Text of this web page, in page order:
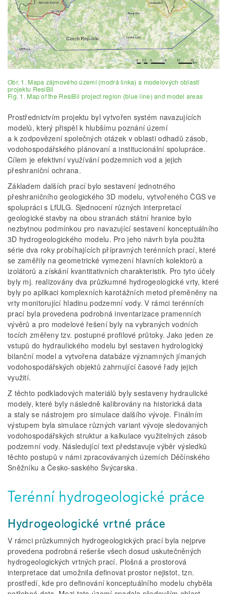
Obr. 1. Mapa zájmového území (modrá linka) a modelových oblastí
projektu ResiBil
Fig. 1. Map of the ResiBil project region (blue line) and model areas
Prostřednictvím projektu byl vytvořen systém navazujících
modelů, který přispěl k hlubšímu poznání území
a k zodpovězení společných otázek v oblasti odhadů zásob,
vodohospodářského plánovaní a institucionální spolupráce.
Cílem je efektivní využívání podzemních vod a jejich
přeshraniční ochrana.
Základem dalších prací bylo sestavení jednotného
přeshraničního geologického 3D modelu, vytvořeného ČGS ve
spolupráci s LfULG. Sjednocení různých interpretací
geologické stavby na obou stranách státní hranice bylo
nezbytnou podmínkou pro navazující sestavení konceptuálního
3D hydrogeologického modelu. Pro jeho návrh byla použita
série dva roky probíhajících přípravných terénních prací, které
se zaměřily na geometrické vymezení hlavních kolektorů a
izolátorů a získání kvantitativních charakteristik. Pro tyto účely
byly mj. realizovány dva průzkumné hydrogeologické vrty, které
byly po aplikaci komplexních karotážních metod přeměněny na
vrty monitorující hladinu podzemní vody. V rámci terénních
prací byla provedena podrobná inventarizace pramenních
vývěrů a pro modelové řešení byly na vybraných vodních
tocích změřeny tzv. postupné profilové průtoky. Jako jeden ze
vstupů do hydraulického modelu byl sestaven hydrologický
bilanční model a vytvořena databáze významných jímaných
vodohospodářských objektů zahrnující časové řady jejich
využití.
Z těchto podkladových materiálů byly sestaveny hydraulické
modely, které byly následně kalibrovány na historická data
a staly se nástrojem pro simulace dalšího vývoje. Finálním
výstupem byla simulace různých variant vývoje sledovaných
vodohospodářských struktur a kalkulace využitelných zásob
podzemní vody. Následující text představuje výběr výsledků
těchto postupů v námi zpracovávaných územích Děčínského
Sněžníku a Česko-saského Švýcarska.
Terénní hydrogeologické práce
Hydrogeologické vrtné práce
V rámci průzkumných hydrogeologických prací byla nejprve
provedena podrobná rešerše všech dosud uskutečněných
hydrogeologických vrtných prací. Plošná a prostorová
interpretace dat umožnila definovat prostor nejistot, tzn.
prostředí, kde pro definování konceptuálního modelu chyběla